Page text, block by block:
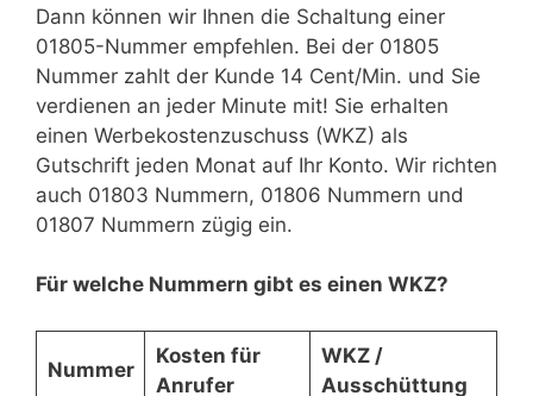
Dann können wir Ihnen die Schaltung einer
01805-Nummer empfehlen. Bei der 01805
Nummer zahlt der Kunde 14 Cent/Min. und Sie
verdienen an jeder Minute mit! Sie erhalten
einen Werbekostenzuschuss (WKZ) als
Gutschrift jeden Monat auf Ihr Konto. Wir richten
auch 01803 Nummern, 01806 Nummern und
01807 Nummern zügig ein.
Für welche Nummern gibt es einen WKZ?
Nummer
Kosten für
Anrufer
WKZ /
Ausschüttung